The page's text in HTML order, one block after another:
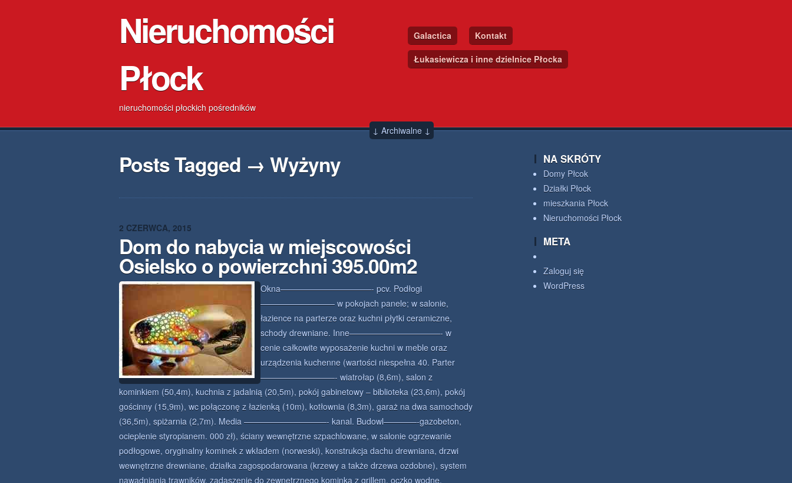
Nieruchomości
Płock
nieruchomości płockich pośredników
Galactica
Kontakt
Łukasiewicza i inne dzielnice Płocka
↓ Archiwalne ↓
Posts Tagged → Wyżyny
2 CZERWCA, 2015
Dom do nabycia w miejscowości
Osielsko o powierzchni 395.00m2
Okna———————————- pcv. Podłogi
————————— w pokojach panele; w salonie,
łazience na parterze oraz kuchni płytki ceramiczne,
schody drewniane. Inne———————————- w
cenie całkowite wyposażenie kuchni w meble oraz
urządzenia kuchenne (wartości niespełna 40. Parter
—————————- wiatrołap (8,6m), salon z
kominkiem (50,4m), kuchnia z jadalnią (20,5m), pokój gabinetowy – biblioteka (23,6m), pokój
gościnny (15,9m), wc połączonę z łazienką (10m), kotłownia (8,3m), garaż na dwa samochody
(36,5m), spiżarnia (2,7m). Media ——————————- kanal. Budowl————-gazobeton,
ocieplenie styropianem. 000 zł), ściany wewnętrzne szpachlowane, w salonie ogrzewanie
podłogowe, oryginalny kominek z wkładem (norweski), konstrukcja dachu drewniana, drzwi
wewnętrzne drewniane, działka zagospodarowana (krzewy a także drzewa ozdobne), system
nawadniania trawników, zadaszenie do zewnętrznego kominka z grillem, oczko wodne,
NA SKRÓTY
Domy Płcok
Działki Płock
mieszkania Płock
Nieruchomości Płock
META
Zaloguj się
WordPress